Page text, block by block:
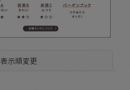
表示順変更